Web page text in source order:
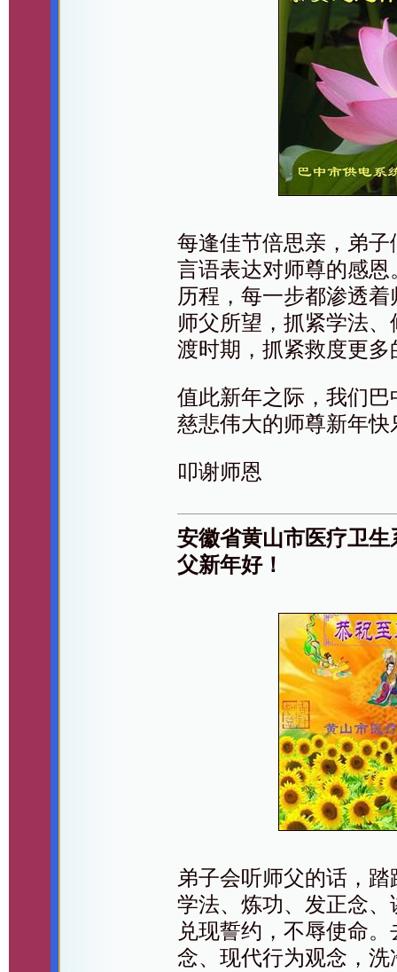
每逢佳节倍思亲，弟
言语表达对师尊的感
历程，每一步都渗透
师父所望，抓紧学法
渡时期，抓紧救度更
值此新年之际，我们
慈悲伟大的师尊新年快
叩谢师恩
安徽省黄山市医疗卫
父新年好！
弟子会听师父的话，
学法、炼功、发正念
兑现誓约，不辱使命
念、现代行为观念，